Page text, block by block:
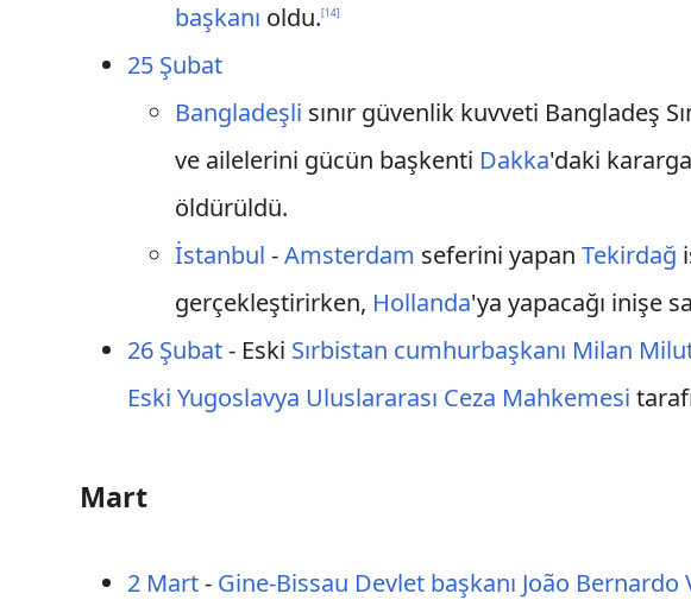
başkanı oldu.[14]
25 Şubat
Bangladeşli sınır güvenlik kuvveti Bangladeş
ve ailelerini gücün başkenti Dakka'daki
öldürüldü.
İstanbul -Amsterdam seferini yapanTekirdağ
gerçekleştirirken, Hollanda'ya yapacağı inişe
26 Şubat- Eski Sırbistan cumhurbaşkanı Milan
Eski Yugoslavya Uluslararası Ceza Mahkemesi
Mart
2 Mart- Gine-Bissau Devlet başkanı João Bernardo